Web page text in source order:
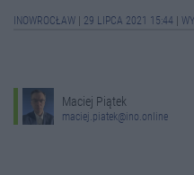
INOWROCŁAW 29 LIPCA 2021 15:44
Maciej Piątek
maciej.piatek@ino.online